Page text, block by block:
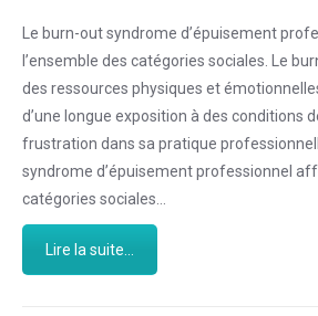
Le burn-out syndrome d’épuisement
l’ensemble des catégories sociales. Le
des ressources physiques et
d’une longue exposition à des conditions
frustration dans sa pratique
syndrome d’épuisement professionnel
catégories sociales…
Lire la suite...